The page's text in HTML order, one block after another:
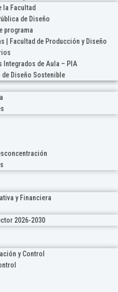
la Facultad
de Diseño
programa
| Facultad de Producción y Diseño
Integrados de Aula – PIA
Diseño Sostenible
y Financiera
2026-2030
y Control